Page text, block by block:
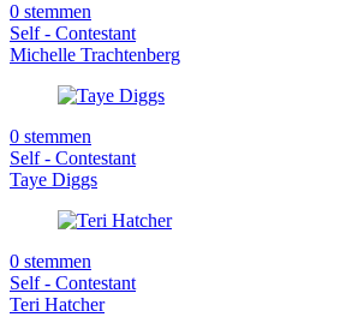
0 stemmen
Self - Contestant
Michelle Trachtenberg
0 stemmen
Self - Contestant
Taye Diggs
0 stemmen
Self - Contestant
Teri Hatcher